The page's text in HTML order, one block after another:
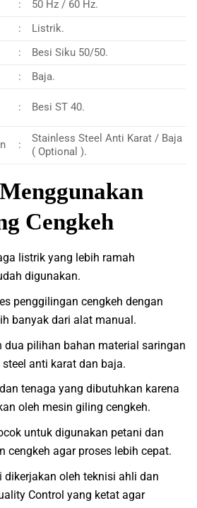
:
50 Hz / 60 Hz.
:
Listrik.
:
Besi Siku 50/50.
:
Baja.
: Besi ST 40.
:
Stainless Steel Anti Karat / Baja
( Optional ).
Cengkeh
listrik yang lebih ramah
digunakan.
penggilingan cengkeh dengan
banyak dari alat manual.
dua pilihan bahan material saringan
anti karat dan baja.
tenaga yang dibutuhkan karena
oleh mesin giling cengkeh.
untuk digunakan petani dan
cengkeh agar proses lebih cepat.
dikerjakan oleh teknisi ahli dan
Control yang ketat agar